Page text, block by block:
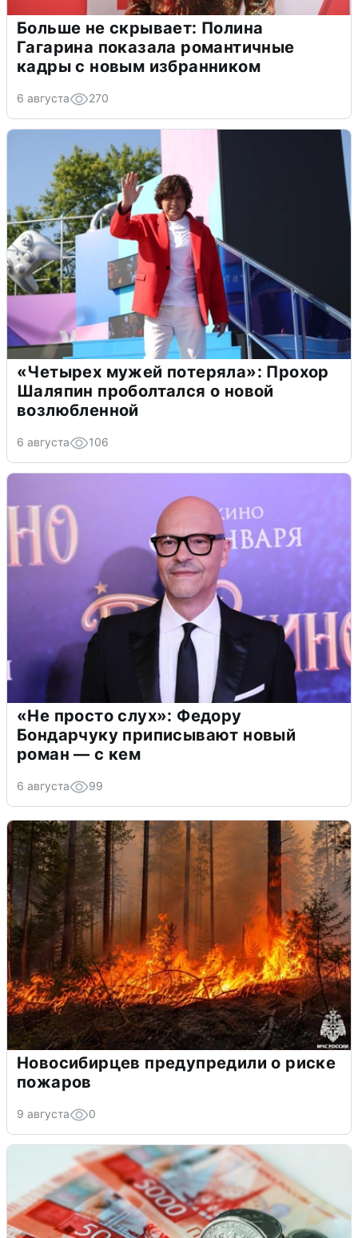
Больше не скрывает: Полина
Гагарина показала романтичные
кадры с новым избранником
6 августа 270
«Четырех мужей потеряла»: Прохор
Шаляпин проболтался о новой
возлюбленной
6 августа 106
«Не просто слух»: Федору
Бондарчуку приписывают новый
роман — с кем
6 августа 99
Новосибирцев предупредили о риске
пожаров
9 августа 0